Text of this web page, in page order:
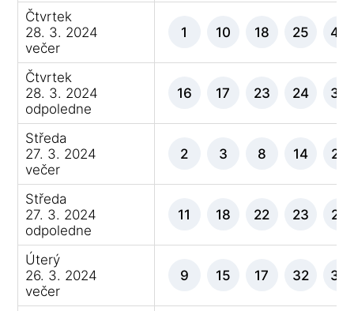
Čtvrtek
28. 3. 2024
večer
1 10 18 25 44
Čtvrtek
28. 3. 2024
odpoledne
16 17 23 24 34
Středa
27. 3. 2024
večer
2 3 8 14 28
Středa
27. 3. 2024
odpoledne
11 18 22 23 29
Úterý
26. 3. 2024
večer
9 15 17 32 33